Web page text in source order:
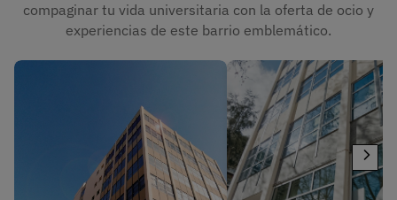
compaginar tu vida universitaria con la oferta de ocio y
experiencias de este barrio emblemático.